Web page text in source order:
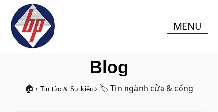
MENU
Blog
🏠 › Tin tức & Sự kiện › 🏷️ Tin ngành cửa & cổng